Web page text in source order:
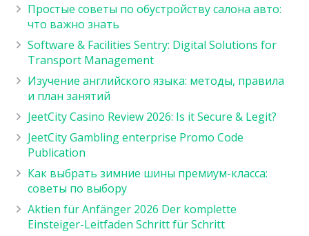
Простые советы по обустройству салона авто:
что важно знать
Software & Facilities Sentry: Digital Solutions for
Transport Management
Изучение английского языка: методы, правила
и план занятий
JeetCity Casino Review 2026: Is it Secure & Legit?
JeetCity Gambling enterprise Promo Code
Publication
Как выбрать зимние шины премиум-класса:
советы по выбору
Aktien für Anfänger 2026 Der komplette
Einsteiger-Leitfaden Schritt für Schritt